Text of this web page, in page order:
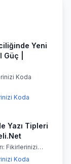
Yeni
|
Koda
Koda
Yazı Tipleri
Fikirlerinizi…
Koda